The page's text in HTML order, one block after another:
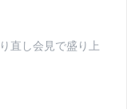
直し会見で盛り上